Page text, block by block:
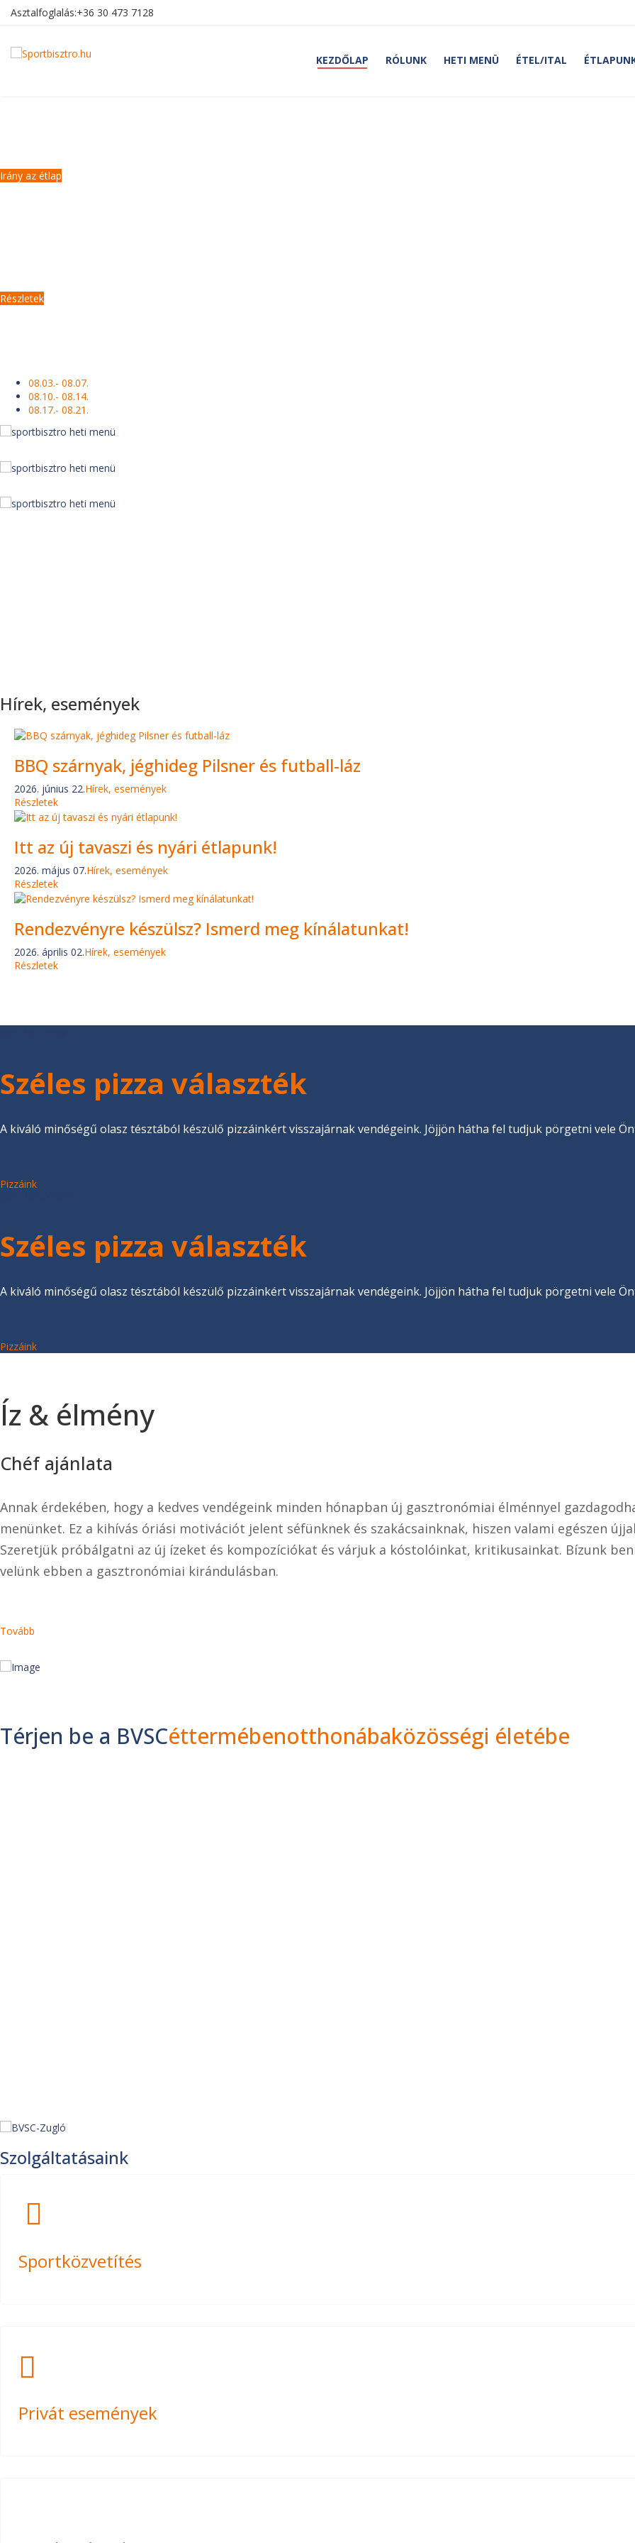
Asztalfoglalás:+36 30 473 7128
KEZDŐLAP RÓLUNK HETI MENÜ ÉTEL/ITAL
Irány az étlap
Részletek
08.03.- 08.07.
08.10.- 08.14.
08.17.- 08.21.
Hírek, események
BBQ szárnyak, jéghideg Pilsner és futball-láz
2026. június 22.Hírek, események
Részletek
Itt az új tavaszi és nyári étlapunk!
2026. május 07.Hírek, események
Részletek
Rendezvényre készülsz? Ismerd meg kínálatunkat!
2026. április 02.Hírek, események
Részletek
Széles pizza választék
A kiváló minőségű olasz tésztából készülő pizzáinkért visszajárnak vendégeink. Jöjjön hátha fel tudjuk pörgetni vele
Pizzáink
Széles pizza választék
A kiváló minőségű olasz tésztából készülő pizzáinkért visszajárnak vendégeink. Jöjjön hátha fel tudjuk pörgetni vele
Pizzáink
Íz & élmény
Chéf ajánlata
Annak érdekében, hogy a kedves vendégeink minden hónapban új gasztronómiai élménnyel
menünket. Ez a kihívás óriási motivációt jelent séfünknek és szakácsainknak, hiszen valami egészen
Szeretjük próbálgatni az új ízeket és kompozíciókat és várjuk a kóstolóinkat, kritikusainkat. Bízunk
velünk ebben a gasztronómiai kirándulásban.
Tovább
Térjen be a BVSCéttermébenotthonábaközösségi életébe
Szolgáltatásaink
Sportközvetítés
Privát események